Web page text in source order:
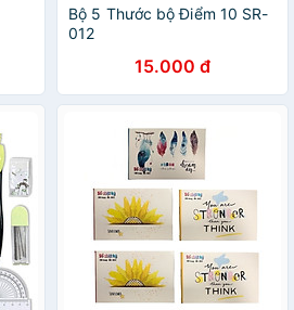
Bộ 5 Thước bộ Điểm 10 SR-
012
15.000 đ